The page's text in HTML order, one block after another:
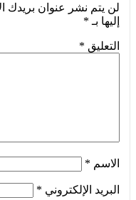
لن يتم نشر عنوان بريدك
إليها بـ *
التعليق *
الاسم *
البريد الإلكتروني *